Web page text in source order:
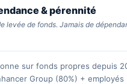
& pérennité
levée de fonds. Jamais de
sur fonds propres depuis
Group (80%) + employés